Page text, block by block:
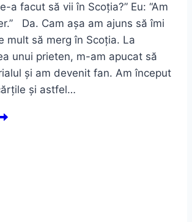
a facut să vii în Scoția?” Eu: “Am
Da. Cam așa am ajuns să îmi
mult să merg în Scoția. La
unui prieten, m-am apucat să
și am devenit fan. Am început
și astfel…